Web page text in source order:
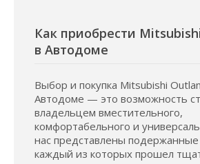
Как приобрести
в Автодоме
Выбор и покупка Mitsubishi
Автодоме — это возможность
владельцем вместительного,
комфортабельного и
нас представлены
каждый из которых прошел